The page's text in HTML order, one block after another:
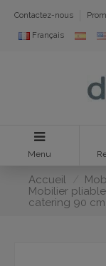
Contactez-nous
Français
Menu
Accueil
Mobilier pliable
catering 90 cm